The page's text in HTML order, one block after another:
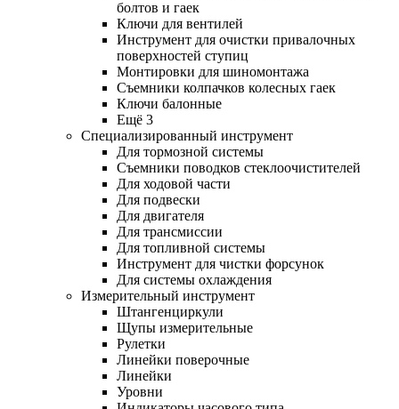
болтов и гаек
Ключи для вентилей
Инструмент для очистки привалочных
поверхностей ступиц
Монтировки для шиномонтажа
Съемники колпачков колесных гаек
Ключи балонные
Ещё 3
Специализированный инструмент
Для тормозной системы
Съемники поводков стеклоочистителей
Для ходовой части
Для подвески
Для двигателя
Для трансмиссии
Для топливной системы
Инструмент для чистки форсунок
Для системы охлаждения
Измерительный инструмент
Штангенциркули
Щупы измерительные
Рулетки
Линейки поверочные
Линейки
Уровни